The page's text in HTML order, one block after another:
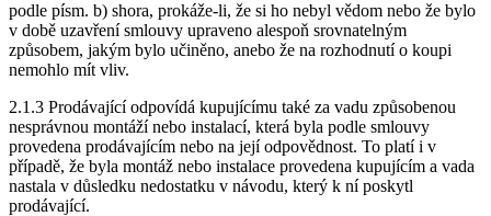
podle písm. b) shora, prokáže-li, že si ho nebyl vědom nebo že bylo
v době uzavření smlouvy upraveno alespoň srovnatelným
způsobem, jakým bylo učiněno, anebo že na rozhodnutí o koupi
nemohlo mít vliv.
2.1.3 Prodávající odpovídá kupujícímu také za vadu způsobenou
nesprávnou montáží nebo instalací, která byla podle smlouvy
provedena prodávajícím nebo na její odpovědnost. To platí i v
případě, že byla montáž nebo instalace provedena kupujícím a vada
nastala v důsledku nedostatku v návodu, který k ní poskytl
prodávající.